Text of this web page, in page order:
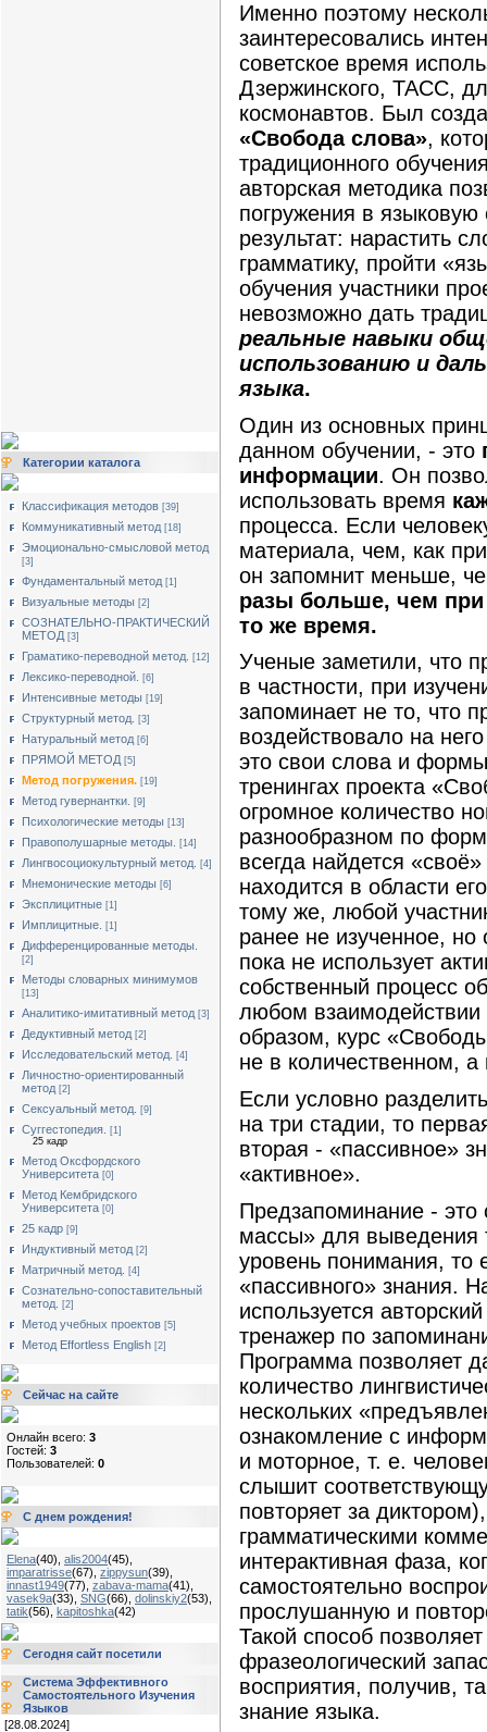
Категории каталога
Классификация методов [39]
Коммуникативный метод [18]
Эмоционально-смысловой метод
[3]
Фундаментальный метод [1]
Визуальные методы [2]
СОЗНАТЕЛЬНО-ПРАКТИЧЕСКИЙ
МЕТОД [3]
Граматико-переводной метод. [12]
Лексико-переводной. [6]
Интенсивные методы [19]
Структурный метод. [3]
Натуральный метод [6]
ПРЯМОЙ МЕТОД [5]
Метод погружения. [19]
Метод гувернантки. [9]
Психологические методы [13]
Правополушарные методы. [14]
Лингвосоциокультурный метод. [4]
Мнемонические методы [6]
Эксплицитные [1]
Имплицитные. [1]
Дифференцированные методы.
[2]
Методы словарных минимумов
[13]
Аналитико-имитативный метод [3]
Дедуктивный метод [2]
Исследовательский метод. [4]
Личностно-ориентированный
метод [2]
Сексуальный метод. [9]
Суггестопедия.
[1]
25 кадр
Метод Оксфордского
Университета [0]
Метод Кембридского
Университета [0]
25 кадр [9]
Индуктивный метод [2]
Матричный метод. [4]
Сознательно-сопоставительный
метод.
[2]
Метод учебных проектов [5]
Метод Effortless English [2]
Сейчас на сайте
Онлайн всего: 3
Гостей: 3
Пользователей: 0
С днем рождения!
Elena(40) alis2004(45)
imparatrisse(67) zippysun(39)
innast1949(77) zabava-mama(41)
vasek9a(33) SNG(66) dolinskiy2(53)
tatik(56) kapitoshka(42)
Сегодня сайт посетили
Система Эффективного
Самостоятельного Изучения
Языков
[28.08.2024]
Именно поэтому
заинтересовались
советское время
Дзержинского, ТАСС,
космонавтов. Был
«Свобода слова»,
традиционного
авторская методика
погружения в
результат: нарастить
грамматику, пройти
обучения участники
невозможно дать
реальные навыки
использованию и
языка.
Один из основных
данном обучении, - это
информации. Он
использовать время
процесса. Если
материала, чем, как
он запомнит меньше,
разы больше, чем при
то же время.
Ученые заметили, что
в частности, при
запоминает не то, что
воздействовало на
это свои слова и
тренингах проекта
огромное количество
разнообразном по
всегда найдется
находится в области
тому же, любой
ранее не изученное, но
пока не использует
собственный процесс
любом
образом, курс
не в количественном,
Если условно
на три стадии, то
вторая - «пассивное»
«активное».
Предзапоминание - это
массы» для выведения
уровень понимания, то
«пассивного» знания.
используется
тренажер по
Программа позволяет
количество
нескольких
ознакомление с
и моторное, т. е.
слышит
повторяет за
грамматическими
интерактивная фаза,
самостоятельно
прослушанную и
Такой способ
фразеологический
восприятия, получив,
знание языка.